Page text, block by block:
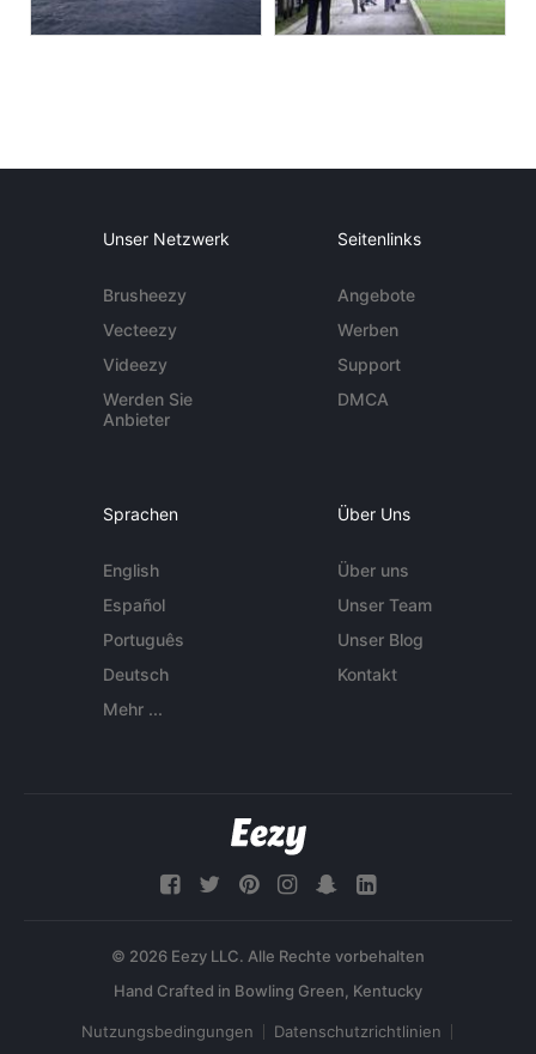
Unser Netzwerk
Brusheezy
Vecteezy
Videezy
Werden Sie
Anbieter
Seitenlinks
Angebote
Werben
Support
DMCA
Sprachen
English
Español
Português
Deutsch
Mehr ...
Über Uns
Über uns
Unser Team
Unser Blog
Kontakt
© 2026 Eezy LLC. Alle Rechte vorbehalten
Nutzungsbedingungen Datenschutzrichtlinien